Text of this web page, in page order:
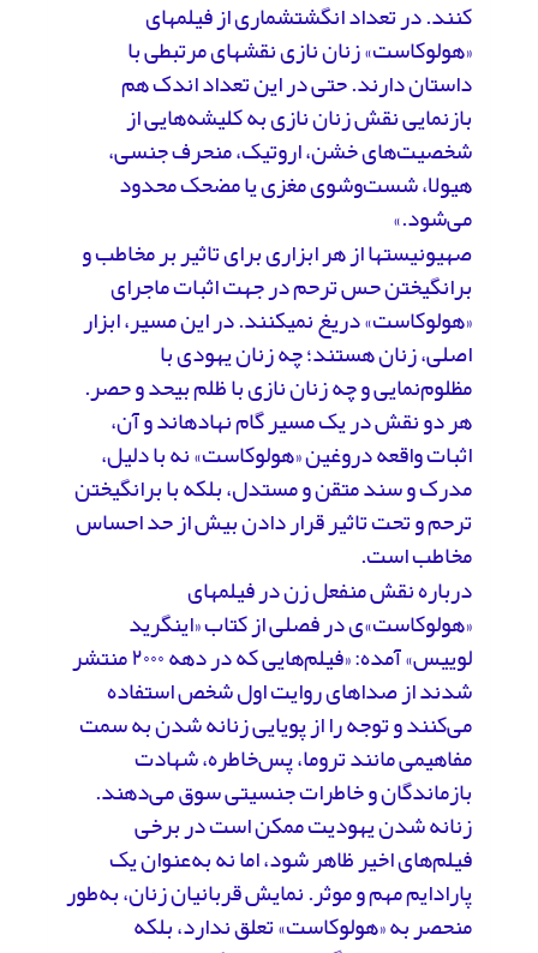
کنند. در تعداد انگشت­شماری از فیلم­های
«هولوکاست» زنان نازی نقش­های مرتبطی با
داستان دارند. حتی در این تعداد اندک هم
بازنمایی نقش زنان نازی به کلیشه‌هایی از
شخصیت‌های خشن، اروتیک، منحرف جنسی،
هیولا، شست‌وشوی مغزی یا مضحک محدود
می‌شود.»
صهیونیست­ها از هر ابزاری برای تاثیر بر مخاطب و
برانگیختن حس ترحم‌ در جهت اثبات ماجرای
«هولوکاست» دریغ نمی­کنند. در این مسیر، ابزار
اصلی، زنان هستند؛ چه زنان یهودی با
مظلوم‌نمایی و چه زنان نازی با ظلم بی­حد و حصر.
هر دو نقش در یک مسیر گام نهاده­اند و آن،
اثبات واقعه دروغین «هولوکاست» نه با دلیل­،
مدرک و سند متقن و مستدل، بلکه با برانگیختن
ترحم و تحت تاثیر قرار دادن بیش از حد احساس
مخاطب است.
درباره نقش منفعل زن در فیلم­های
«هولوکاست»ی در فصلی از کتاب «اینگرید
لوییس» آمده: «فیلم‌هایی که در دهه ۲۰۰۰ منتشر
شدند از صداهای روایت اول شخص استفاده
می‌کنند و توجه را از پویایی زنانه شدن به سمت
مفاهیمی مانند تروما، پس‌خاطره، شهادت
بازماندگان و خاطرات جنسیتی سوق می‌دهند.
زنانه شدن یهودیت ممکن است در برخی
فیلم‌های اخیر ظاهر شود، اما نه به‌عنوان یک
پارادایم مهم و موثر. نمایش قربانیان زنان، به‌طور
منحصر به «هولوکاست» تعلق ندارد، بلکه